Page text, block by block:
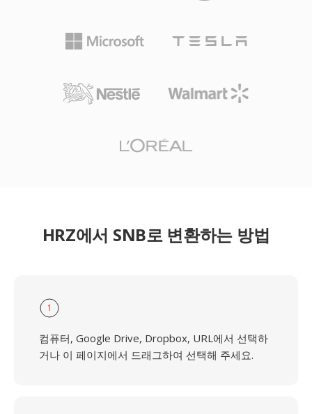
HRZ에서 SNB로 변환하는 방법
1
컴퓨터, Google Drive, Dropbox, URL에서 선택하
거나 이 페이지에서 드래그하여 선택해 주세요.